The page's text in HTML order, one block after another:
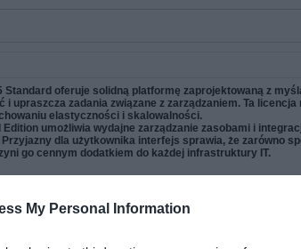
My Personal Information
Standard oferuje solidną platformę zaprojektowaną z
upraszcza zadania związane z zarządzaniem. Ta
elastyczności i skalowalności.
umożliwia wydajne zarządzanie zasobami i
dla użytkownika interfejs sprawia, że zarówno
go cennym dodatkiem do każdej infrastruktury IT.